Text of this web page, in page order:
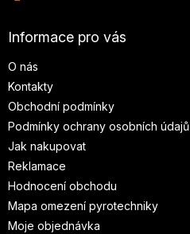
Informace pro vás
O nás
Kontakty
Obchodní podmínky
Podmínky ochrany osobních údajů
Jak nakupovat
Reklamace
Hodnocení obchodu
Mapa omezení pyrotechniky
Moje objednávka